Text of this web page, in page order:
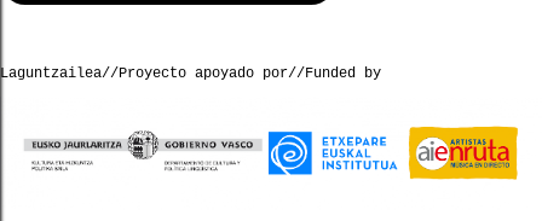
Laguntzailea//Proyecto apoyado por//Funded by